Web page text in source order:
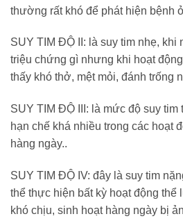
thường rất khó để phát hiện bệnh
SUY TIM ĐỘ II: là suy tim nhẹ, khi
triệu chứng gì nhưng khi hoạt
thấy khó thở, mệt mỏi, đánh trống
SUY TIM ĐỘ III: là mức độ suy tim
hạn chế khá nhiều trong các hoạt
hàng ngày..
SUY TIM ĐỘ IV: đây là suy tim
thể thực hiện bất kỳ hoạt động thể
khó chịu, sinh hoạt hàng ngày bị